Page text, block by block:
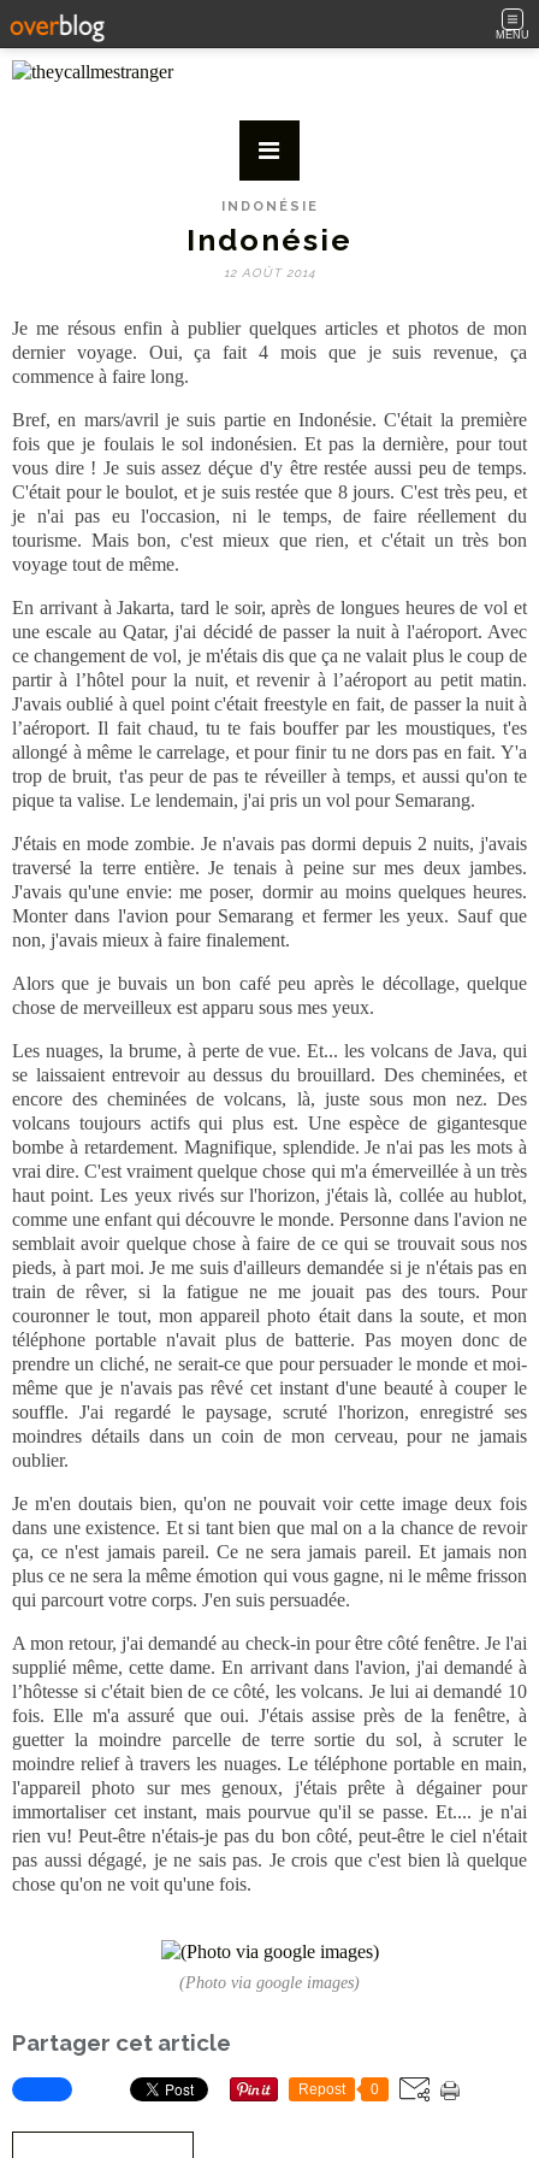
MENU
INDONÉSIE
Indonésie
12 AOÛT 2014
Je me résous enfin à publier quelques articles et photos de mon
dernier voyage. Oui, ça fait 4 mois que je suis revenue, ça
commence à faire long.
Bref, en mars/avril je suis partie en Indonésie. C'était la première
fois que je foulais le sol indonésien. Et pas la dernière, pour tout
vous dire ! Je suis assez déçue d'y être restée aussi peu de temps.
C'était pour le boulot, et je suis restée que 8 jours. C'est très peu, et
je n'ai pas eu l'occasion, ni le temps, de faire réellement du
tourisme. Mais bon, c'est mieux que rien, et c'était un très bon
voyage tout de même.
En arrivant à Jakarta, tard le soir, après de longues heures de vol et
une escale au Qatar, j'ai décidé de passer la nuit à l'aéroport. Avec
ce changement de vol, je m'étais dis que ça ne valait plus le coup de
partir à l’hôtel pour la nuit, et revenir à l’aéroport au petit matin.
J'avais oublié à quel point c'était freestyle en fait, de passer la nuit à
l’aéroport. Il fait chaud, tu te fais bouffer par les moustiques, t'es
allongé à même le carrelage, et pour finir tu ne dors pas en fait. Y'a
trop de bruit, t'as peur de pas te réveiller à temps, et aussi qu'on te
pique ta valise. Le lendemain, j'ai pris un vol pour Semarang.
J'étais en mode zombie. Je n'avais pas dormi depuis 2 nuits, j'avais
traversé la terre entière. Je tenais à peine sur mes deux jambes.
J'avais qu'une envie: me poser, dormir au moins quelques heures.
Monter dans l'avion pour Semarang et fermer les yeux. Sauf que
non, j'avais mieux à faire finalement.
Alors que je buvais un bon café peu après le décollage, quelque
chose de merveilleux est apparu sous mes yeux.
Les nuages, la brume, à perte de vue. Et... les volcans de Java, qui
se laissaient entrevoir au dessus du brouillard. Des cheminées, et
encore des cheminées de volcans, là, juste sous mon nez. Des
volcans toujours actifs qui plus est. Une espèce de gigantesque
bombe à retardement. Magnifique, splendide. Je n'ai pas les mots à
vrai dire. C'est vraiment quelque chose qui m'a émerveillée à un très
haut point. Les yeux rivés sur l'horizon, j'étais là, collée au hublot,
comme une enfant qui découvre le monde. Personne dans l'avion ne
semblait avoir quelque chose à faire de ce qui se trouvait sous nos
pieds, à part moi. Je me suis d'ailleurs demandée si je n'étais pas en
train de rêver, si la fatigue ne me jouait pas des tours. Pour
couronner le tout, mon appareil photo était dans la soute, et mon
téléphone portable n'avait plus de batterie. Pas moyen donc de
prendre un cliché, ne serait-ce que pour persuader le monde et moi-
même que je n'avais pas rêvé cet instant d'une beauté à couper le
souffle. J'ai regardé le paysage, scruté l'horizon, enregistré ses
moindres détails dans un coin de mon cerveau, pour ne jamais
oublier.
Je m'en doutais bien, qu'on ne pouvait voir cette image deux fois
dans une existence. Et si tant bien que mal on a la chance de revoir
ça, ce n'est jamais pareil. Ce ne sera jamais pareil. Et jamais non
plus ce ne sera la même émotion qui vous gagne, ni le même frisson
qui parcourt votre corps. J'en suis persuadée.
A mon retour, j'ai demandé au check-in pour être côté fenêtre. Je l'ai
supplié même, cette dame. En arrivant dans l'avion, j'ai demandé à
l’hôtesse si c'était bien de ce côté, les volcans. Je lui ai demandé 10
fois. Elle m'a assuré que oui. J'étais assise près de la fenêtre, à
guetter la moindre parcelle de terre sortie du sol, à scruter le
moindre relief à travers les nuages. Le téléphone portable en main,
l'appareil photo sur mes genoux, j'étais prête à dégainer pour
immortaliser cet instant, mais pourvue qu'il se passe. Et.... je n'ai
rien vu! Peut-être n'étais-je pas du bon côté, peut-être le ciel n'était
pas aussi dégagé, je ne sais pas. Je crois que c'est bien là quelque
chose qu'on ne voit qu'une fois.
(Photo via google images)
Partager cet article
Repost 0